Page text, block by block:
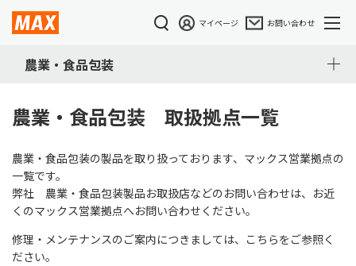
マイページ お問い合わせ
農業・食品包装
農業・食品包装 取扱拠点一覧
農業・食品包装の製品を取り扱っております、マックス営業拠点の
一覧です。
弊社 農業・食品包装製品お取扱店などのお問い合わせは、お近
くのマックス営業拠点へお問い合わせください。
修理・メンテナンスのご案内につきましては、こちらをご参照く
ださい。